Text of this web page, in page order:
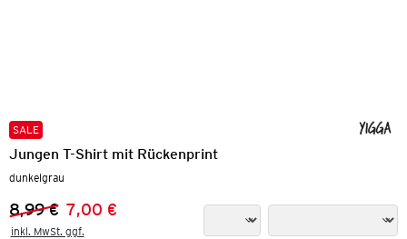
SALE
Jungen T-Shirt mit Rückenprint
dunkelgrau
Vorheriger Preis:
8,99 €
Neuer Preis:
7,00 €
inkl. MwSt. ggf.